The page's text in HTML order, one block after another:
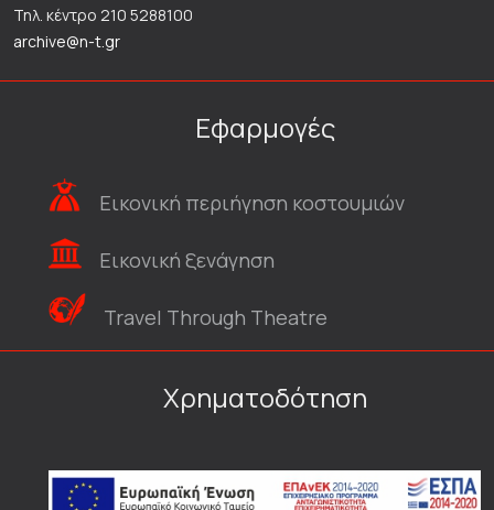
Τηλ. κέντρο 210 5288100
archive@n-t.gr
Εφαρμογές
Εικονική περιήγηση κοστουμιών
Εικονική ξενάγηση
Travel Through Theatre
Χρηματοδότηση